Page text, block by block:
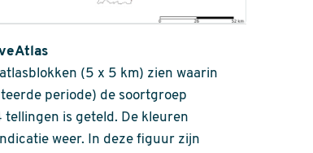
(5 x 5 km) zien waarin
periode) de soortgroep
is geteld. De kleuren
weer. In deze figuur zijn